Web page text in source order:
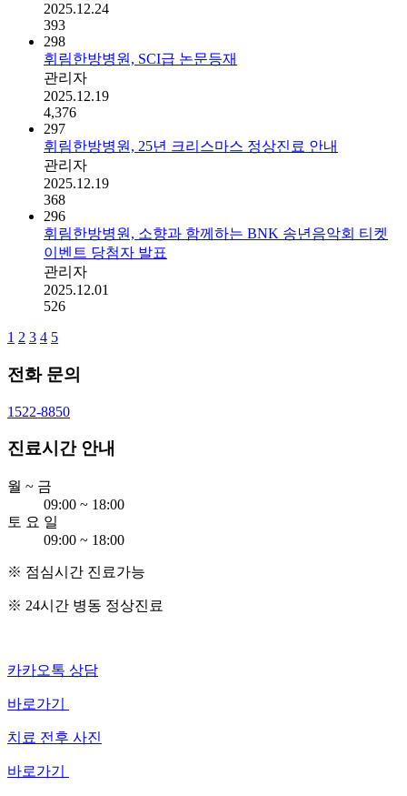
2025.12.24
393
298
휘림한방병원, SCI급 논문등재
관리자
2025.12.19
4,376
297
휘림한방병원, 25년 크리스마스 정상진료 안내
관리자
2025.12.19
368
296
휘림한방병원, 소향과 함께하는 BNK 송년음악회 티켓
이벤트 당첨자 발표
관리자
2025.12.01
526
1 2 3 4 5
전화 문의
1522-8850
진료시간 안내
월 ~ 금
09:00 ~ 18:00
토 요 일
09:00 ~ 18:00
※ 점심시간 진료가능
※ 24시간 병동 정상진료
카카오톡 상담
바로가기
치료 전후 사진
바로가기